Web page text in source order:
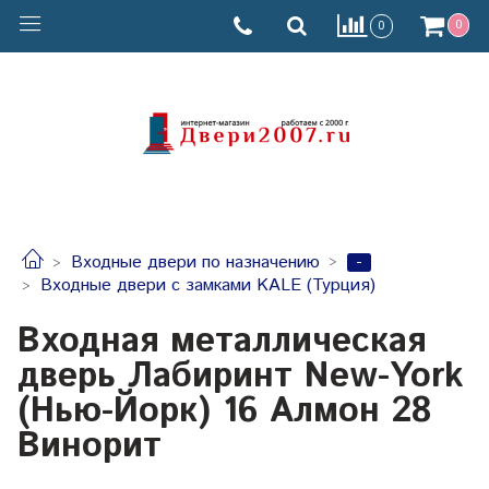
0 0
Входные двери по назначению
-
Входные двери с замками KALE (Турция)
Входная металлическая
дверь Лабиринт New-York
(Нью-Йорк) 16 Алмон 28
Винорит